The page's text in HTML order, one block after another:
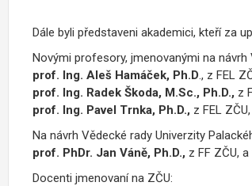
Dále byli představeni akademici, kteří za
Novými profesory, jmenovanými na návrh
prof. Ing. Aleš Hamáček, Ph.D ., z FEL
prof. Ing. Radek Škoda, M.Sc., Ph.D., z
prof. Ing. Pavel Trnka, Ph.D., z FEL
Na návrh Vědecké rady Univerzity
prof. PhDr. Jan Váně, Ph.D., z FF ZČU,
Docenti jmenovaní na ZČU: